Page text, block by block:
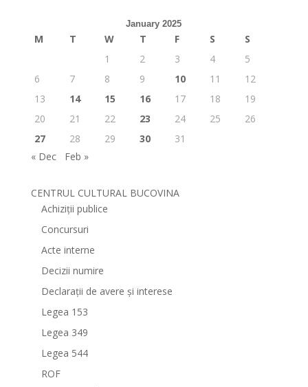
January 2025
M T W T F S
S
1
2 3 4
5
6
7 8 9 10 11
12
13
14 15 16 17 18
19
20
21 22 23 24 25
26
27
28 29 30
31
« Dec
Feb »
CENTRUL CULTURAL BUCOVINA
Achiziții publice
Concursuri
Acte interne
Decizii numire
Declarații de avere și interese
Legea 153
Legea 349
Legea 544
ROF